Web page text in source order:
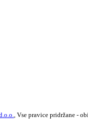
, Vse pravice pridržane -